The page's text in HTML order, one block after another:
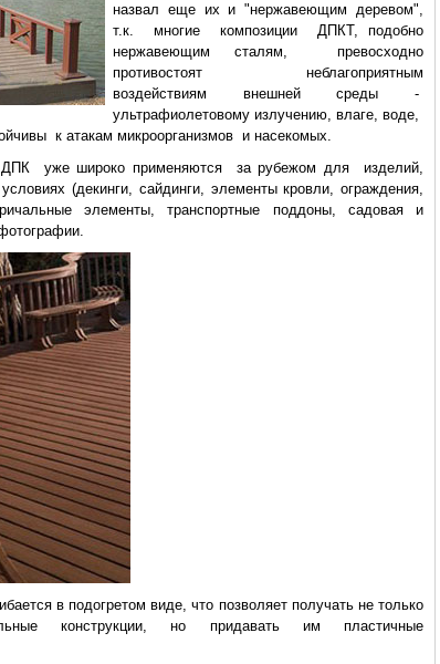
назвал еще их и "нержавеющим деревом",
т.к. многие композиции ДПКТ, подобно
нержавеющим сталям, превосходно
противостоят неблагоприятным
воздействиям внешней среды -
ультрафиолетовому излучению, влаге, воде,
к атакам микроорганизмов и насекомых.
ДПК уже широко применяются за рубежом для изделий,
(декинги, сайдинги, элементы кровли, ограждения,
элементы, транспортные поддоны, садовая и
в подогретом виде, что позволяет получать не только
конструкции, но придавать им пластичные